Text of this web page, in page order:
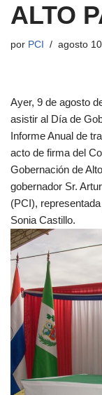
ALTO
por PCI agosto
Ayer, 9 de agosto
asistir al Día de
Informe Anual de
acto de firma del
Gobernación de
gobernador Sr.
(PCI),
Sonia Castillo.